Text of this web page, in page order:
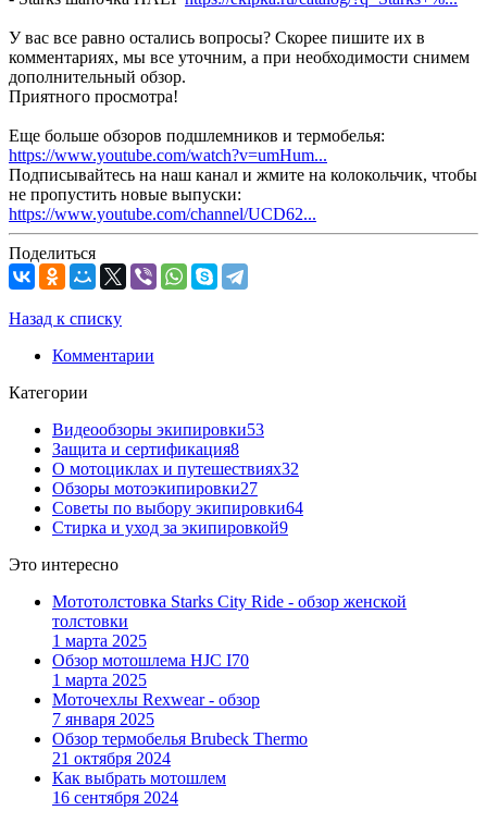
У вас все равно остались вопросы? Скорее пишите их в
комментариях, мы все уточним, а при необходимости снимем
дополнительный обзор.
Приятного просмотра!
Еще больше обзоров подшлемников и термобелья:
https://www.youtube.com/watch?v=umHum...
Подписывайтесь на наш канал и жмите на колокольчик, чтобы
не пропустить новые выпуски:
https://www.youtube.com/channel/UCD62...
Поделиться
Назад к списку
Комментарии
Категории
Видеообзоры экипировки53
Защита и сертификация8
О мотоциклах и путешествиях32
Обзоры мотоэкипировки27
Советы по выбору экипировки64
Стирка и уход за экипировкой9
Это интересно
Мототолстовка Starks City Ride - обзор женской
толстовки
1 марта 2025
Обзор мотошлема HJC I70
1 марта 2025
Моточехлы Rexwear - обзор
7 января 2025
Обзор термобелья Brubeck Thermo
21 октября 2024
Как выбрать мотошлем
16 сентября 2024